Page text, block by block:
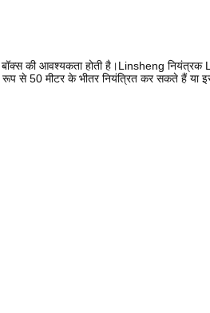
की आवश्यकता होती है।Linsheng नियंत्रक
से 50 मीटर के भीतर नियंत्रित कर सकते हैं